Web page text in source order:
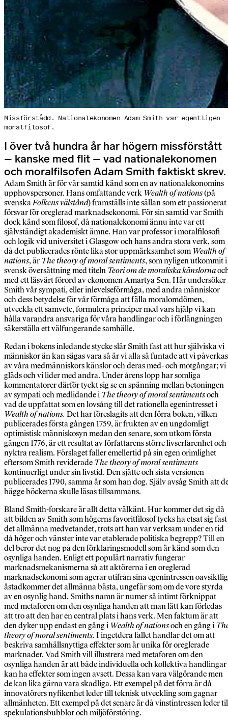
Missförstådd. Nationalekonomen Adam Smith var egentligen
moralfilosof.
I över två hundra år har högern missförstått
– kanske med flit – vad nationalekonomen
och moralfilsofen Adam Smith faktiskt skrev.
Adam Smith är för vår samtid känd som en av nationalekonomins
upphovspersoner. Hans omfattande verk Wealth of nations(på
svenskaFolkens välstånd) framställs inte sällan som ett passionerat
försvar för oreglerad marknadsekonomi. För sin samtid var Smith
dock känd som filosof, då nationalekonomi ännu inte var ett
självständigt akademiskt ämne. Han var professor i moralfilosofi
och logik vid universitet i Glasgow och hans andra stora verk, som
då det publicerades rönte lika stor uppmärksamhet somWealth of
nations, är The theory of moral sentiments, som nyligen utkommit i
svensk översättning med titeln Teori om de moraliska känslorna
med ett läsvärt förord av ekonomen Amartya Sen. Här undersöker
Smith vår sympati, eller inlevelseförmåga, med andra människor
och dess betydelse för vår förmåga att fälla moralomdömen,
utveckla ett samvete, formulera principer med vars hjälp vi kan
hålla varandra ansvariga för våra handlingar och i förlängningen
säkerställa ett välfungerande samhälle.
Redan i bokens inledande stycke slår Smith fast att hur själviska vi
människor än kan sägas vara så är vi alla så funtade att vi påverkas
av våra medmänniskors känslor och deras med- och motgångar; vi
gläds och vi lider med andra. Under årens lopp har somliga
kommentatorer därför tyckt sig se en spänning mellan betoningen
av sympati och medlidande i The theory of moral sentimentsoch
vad de uppfattat som en lovsång till det rationella egenintresset i
Wealth of nations. Det har föreslagits att den förra boken, vilken
publicerades första gången 1759, är frukten av en ungdomligt
optimistisk människosyn medan den senare, som utkom första
gången 1776, är ett resultat av författarens större livserfarenhet och
nyktra realism. Förslaget faller emellertid på sin egen orimlighet
eftersom Smith reviderade The theory of moral sentiments
kontinuerligt under sin livstid. Den sjätte och sista versionen
publicerades 1790, samma år som han dog. Själv avsåg Smith att
bägge böckerna skulle läsas tillsammans.
Bland Smith-forskare är allt detta välkänt. Hur kommer det sig då
att bilden av Smith som högerns favoritfilosof tycks ha etsat sig
det allmänna medvetandet, trots att han var verksam under en tid
då höger och vänster inte var etablerade politiska begrepp? Till en
del beror det nog på den förklaringsmodell som är känd som den
osynliga handen. Enligt ett populärt narrativ fungerar
marknadsmekanismerna så att aktörerna i en oreglerad
marknadsekonomi som agerar utifrån sina egenintressen
åstadkommer det allmänna bästa, ungefär som om de vore styrda
av en osynlig hand. Smiths namn är numer så intimt förknippat
med metaforen om den osynliga handen att man lätt kan förledas
att tro att den har en central plats i hans verk. Men faktum är att
den dyker upp endast en gång i Wealth of nationsoch en gång i
theory of moral sentiments. I ingetdera fallet handlar det om att
beskriva samhällsnyttiga effekter som är unika för oreglerade
marknader. Vad Smith vill illustrera med metaforen om den
osynliga handen är att både individuella och kollektiva handlingar
kan ha effekter som ingen avsett. Dessa kan vara välgörande men
de kan lika gärna vara skadliga. Ett exempel på det förra är då
innovatörers nyfikenhet leder till teknisk utveckling som gagnar
allmänheten. Ett exempel på det senare är då vinstintressen leder
spekulationsbubblor och miljöförstöring.